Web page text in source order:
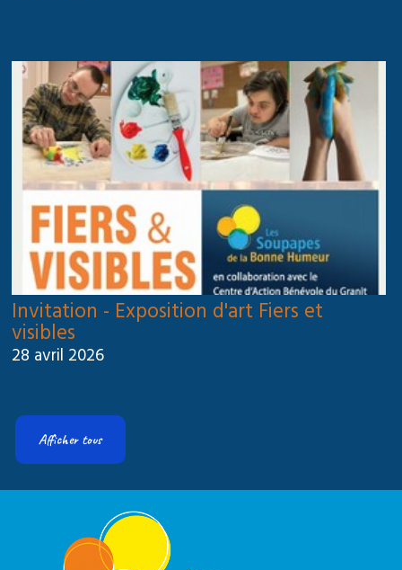
Invitation - Exposition d'art Fiers et
visibles
28 avril 2026
Afficher tous